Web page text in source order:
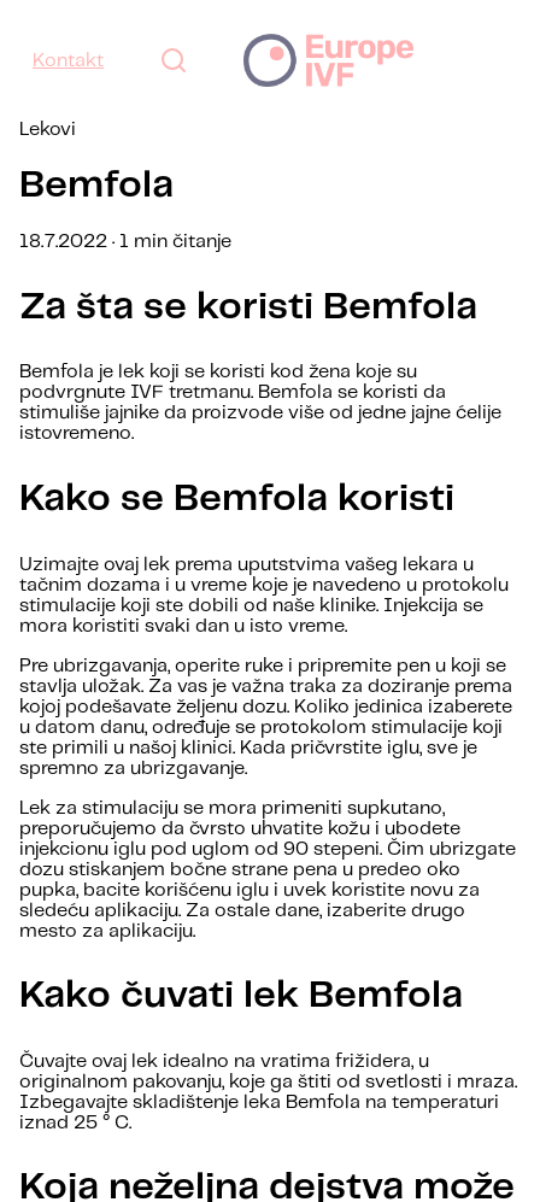
Kontakt
Lekovi
Bemfola
18.7.2022 · 1 min čitanje
Za šta se koristi Bemfola
Bemfola je lek koji se koristi kod žena koje su
podvrgnute IVF tretmanu. Bemfola se koristi da
stimuliše jajnike da proizvode više od jedne jajne ćelije
istovremeno.
Kako se Bemfola koristi
Uzimajte ovaj lek prema uputstvima vašeg lekara u
tačnim dozama i u vreme koje je navedeno u protokolu
stimulacije koji ste dobili od naše klinike. Injekcija se
mora koristiti svaki dan u isto vreme.
Pre ubrizgavanja, operite ruke i pripremite pen u koji se
stavlja uložak. Za vas je važna traka za doziranje prema
kojoj podešavate željenu dozu. Koliko jedinica izaberete
u datom danu, određuje se protokolom stimulacije koji
ste primili u našoj klinici. Kada pričvrstite iglu, sve je
spremno za ubrizgavanje.
Lek za stimulaciju se mora primeniti supkutano,
preporučujemo da čvrsto uhvatite kožu i ubodete
injekcionu iglu pod uglom od 90 stepeni. Čim ubrizgate
dozu stiskanjem bočne strane pena u predeo oko
pupka, bacite korišćenu iglu i uvek koristite novu za
sledeću aplikaciju. Za ostale dane, izaberite drugo
mesto za aplikaciju.
Kako čuvati lek Bemfola
Čuvajte ovaj lek idealno na vratima frižidera, u
originalnom pakovanju, koje ga štiti od svetlosti i mraza.
Izbegavajte skladištenje leka Bemfola na temperaturi
iznad 25 ° C.
Koja neželjna dejstva može